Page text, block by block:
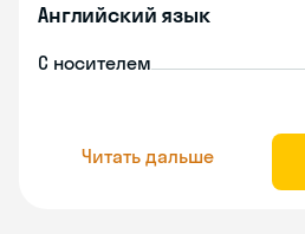
Английский язык
С носителем
Читать дальше